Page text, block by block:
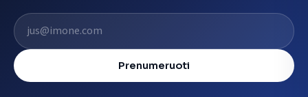
El. pašto adresas
Prenumeruoti